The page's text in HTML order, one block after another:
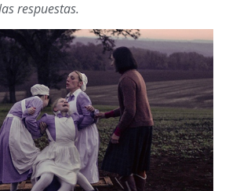
respuestas.